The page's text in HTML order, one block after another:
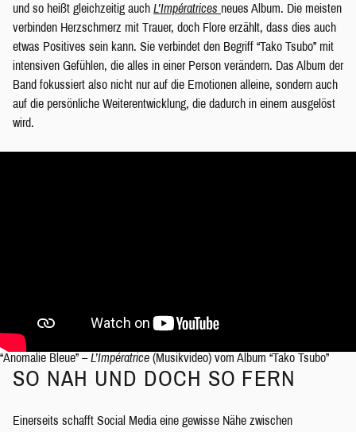
und so heißt gleichzeitig auch L’Impératrices neues Album. Die meisten
verbinden Herzschmerz mit Trauer, doch Flore erzählt, dass dies auch
etwas Positives sein kann. Sie verbindet den Begriff “Tako Tsubo” mit
intensiven Gefühlen, die alles in einer Person verändern. Das Album der
Band fokussiert also nicht nur auf die Emotionen alleine, sondern auch
auf die persönliche Weiterentwicklung, die dadurch in einem ausgelöst
wird.
“Anomalie Bleue” –L’Impératrice (Musikvideo) vom Album “Tako Tsubo”
SO NAH UND DOCH SO FERN
Einerseits schafft Social Media eine gewisse Nähe zwischen